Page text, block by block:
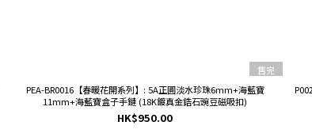
售完
PEA-BR0016【春暖花開系列】: 5A正圓淡水珍珠6mm+海藍寶
11mm+海藍寶盒子手鏈 (18K鍍真金鋯石豌豆磁吸扣)
HK$950.00